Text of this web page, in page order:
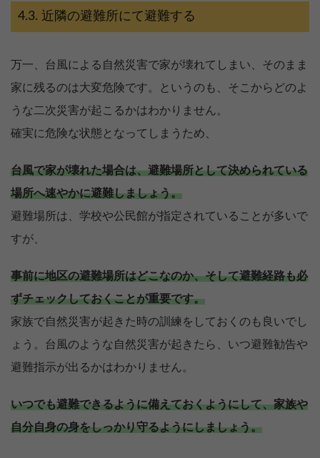
近隣の避難所にて避難する
万一、台風による自然災害で家が壊れてしまい、そのまま
家に残るのは大変危険です。というのも、そこからどのよ
うな二次災害が起こるかはわかりません。
確実に危険な状態となってしまうため、
台風で家が壊れた場合は、避難場所として決められている
場所へ速やかに避難しましょう。
避難場所は、学校や公民館が指定されていることが多いで
すが、
事前に地区の避難場所はどこなのか、そして避難経路も必
ずチェックしておくことが重要です。
家族で自然災害が起きた時の訓練をしておくのも良いでし
ょう。台風のような自然災害が起きたら、いつ避難勧告や
避難指示が出るかはわかりません。
いつでも避難できるように備えておくようにして、家族や
自分自身の身をしっかり守るようにしましょう。